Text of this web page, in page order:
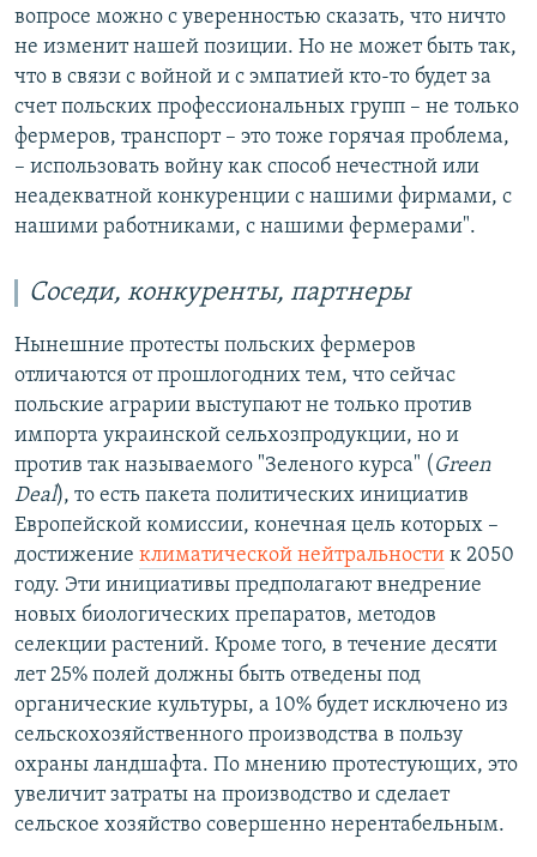
вопросе можно с уверенностью сказать, что ничто
не изменит нашей позиции. Но не может быть так,
что в связи с войной и с эмпатией кто-то будет за
счет польских профессиональных групп – не только
фермеров, транспорт – это тоже горячая проблема,
– использовать войну как способ нечестной или
неадекватной конкуренции с нашими фирмами, с
нашими работниками, с нашими фермерами".
Соседи, конкуренты, партнеры
Нынешние протесты польских фермеров
отличаются от прошлогодних тем, что сейчас
польские аграрии выступают не только против
импорта украинской сельхозпродукции, но и
против так называемого "Зеленого курса" ( Green
Deal), то есть пакета политических инициатив
Европейской комиссии, конечная цель которых –
достижение климатической нейтральности к 2050
году. Эти инициативы предполагают внедрение
новых биологических препаратов, методов
селекции растений. Кроме того, в течение десяти
лет 25% полей должны быть отведены под
органические культуры, а 10% будет исключено из
сельскохозяйственного производства в пользу
охраны ландшафта. По мнению протестующих, это
увеличит затраты на производство и сделает
сельское хозяйство совершенно нерентабельным.